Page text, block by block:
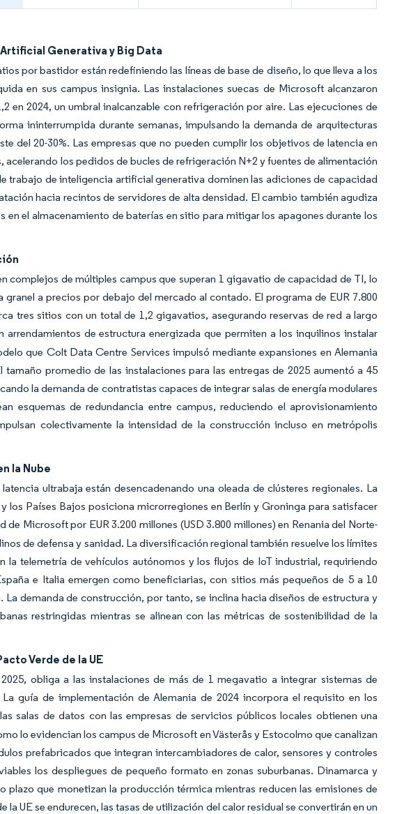
Generativa y Big Data
por bastidor están redefiniendo las líneas de base de diseño, lo que lleva a los
en sus campus insignia. Las instalaciones suecas de Microsoft alcanzaron
en 2024, un umbral inalcanzable con refrigeración por aire. Las ejecuciones de
ininterrumpida durante semanas, impulsando la demanda de arquitecturas
del 20-30%. Las empresas que no pueden cumplir los objetivos de latencia en
los pedidos de bucles de refrigeración N+2 y fuentes de alimentación
trabajo de inteligencia artificial generativa dominen las adiciones de capacidad
hacia recintos de servidores de alta densidad. El cambio también agudiza
en el almacenamiento de baterías en sitio para mitigar los apagones durante los
complejos de múltiples campus que superan 1 gigavatio de capacidad de TI, lo
a precios por debajo del mercado al contado. El programa de EUR 7.800
tres sitios con un total de 1,2 gigavatios, asegurando reservas de red a largo
de estructura energizada que permiten a los inquilinos instalar
que Colt Data Centre Services impulsó mediante expansiones en Alemania
tamaño promedio de las instalaciones para las entregas de 2025 aumentó a 45
la demanda de contratistas capaces de integrar salas de energía modulares
esquemas de redundancia entre campus, reduciendo el aprovisionamiento
colectivamente la intensidad de la construcción incluso en metrópolis
la Nube
ultrabaja están desencadenando una oleada de clústeres regionales. La
los Países Bajos posiciona microrregiones en Berlín y Groninga para satisfacer
de Microsoft por EUR 3.200 millones (USD 3.800 millones) en Renania del Norte-
de defensa y sanidad. La diversificación regional también resuelve los límites
la telemetría de vehículos autónomos y los flujos de IoT industrial, requiriendo
e Italia emergen como beneficiarias, con sitios más pequeños de 5 a 10
demanda de construcción, por tanto, se inclina hacia diseños de estructura y
restringidas mientras se alinean con las métricas de sostenibilidad de la
Verde de la UE
obliga a las instalaciones de más de 1 megavatio a integrar sistemas de
guía de implementación de Alemania de 2024 incorpora el requisito en los
salas de datos con las empresas de servicios públicos locales obtienen una
lo evidencian los campus de Microsoft en Västerås y Estocolmo que canalizan
prefabricados que integran intercambiadores de calor, sensores y controles
los despliegues de pequeño formato en zonas suburbanas. Dinamarca y
plazo que monetizan la producción térmica mientras reducen las emisiones de
UE se endurecen, las tasas de utilización del calor residual se convertirán en un